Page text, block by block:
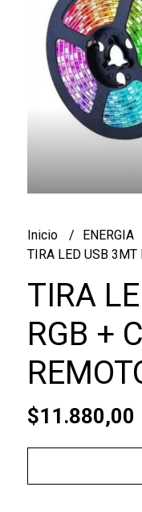
Inicio ENERGIA
TIRA LED USB 3MT
TIRA
RGB +
$11.880,00